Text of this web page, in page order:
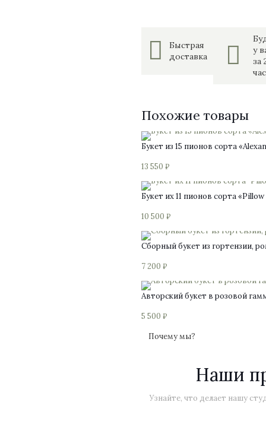
Быстрая
доставка
у
за
Похожие товары
Букет из 15 пионов сорта
13 550 ₽
Букет их 11 пионов сорта
10 500 ₽
Сборный букет из гортензии,
7 200 ₽
Авторский букет в розовой
5 500 ₽
Почему мы?
Наши
Узнайте, что делает нашу